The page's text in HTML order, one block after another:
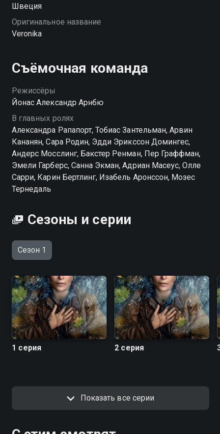
самой Вероники.
Швеция
Оригинальное название
Veronika
Съёмочная команда
Режиссёры
Йонас Александр Арнбю
В главных ролях
Александра Рапапорт, Тобиас Зантельман, Арвин
Кананян, Сара Родин, Эдди Эрикссон Домингес,
Андерс Мосслинг, Бакстер Ренман, Пер Граффман,
Эмели Гарберс, Санна Экман, Адриан Масеус, Олле
Сарри, Карин Бертлинг, Изабель Аронссон, Мозес
Тернедаль
Сезоны и серии
Сезон 1
1 серия 2 серия
Показать все серии